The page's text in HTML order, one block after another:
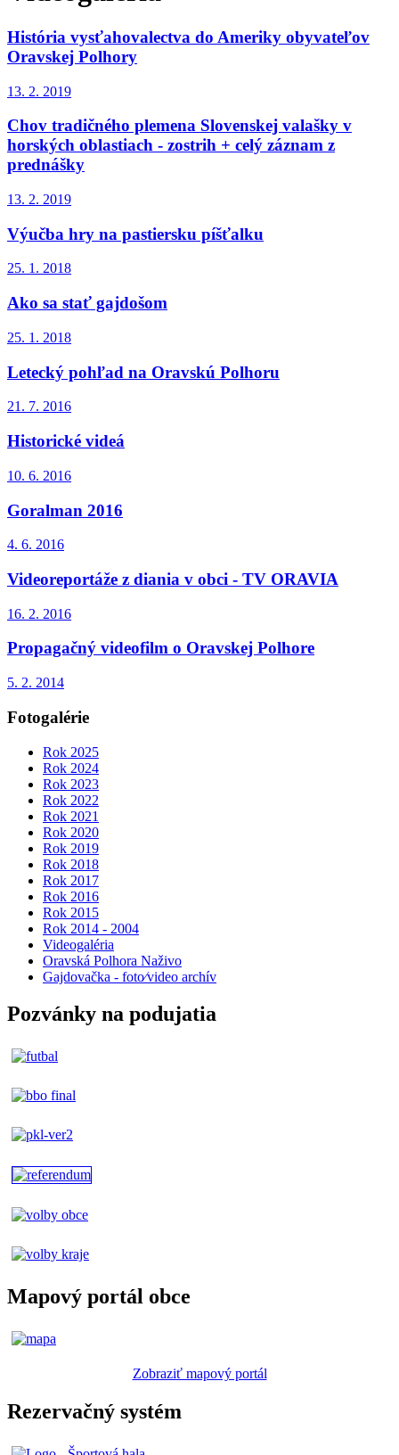
História vysťahovalectva do Ameriky obyvateľov
Oravskej Polhory
13. 2. 2019
Chov tradičného plemena Slovenskej valašky v
horských oblastiach - zostrih + celý záznam z
prednášky
13. 2. 2019
Výučba hry na pastiersku píšťalku
25. 1. 2018
Ako sa stať gajdošom
25. 1. 2018
Letecký pohľad na Oravskú Polhoru
21. 7. 2016
Historické videá
10. 6. 2016
Goralman 2016
4. 6. 2016
Videoreportáže z diania v obci - TV ORAVIA
16. 2. 2016
Propagačný videofilm o Oravskej Polhore
5. 2. 2014
Fotogalérie
Rok 2025
Rok 2024
Rok 2023
Rok 2022
Rok 2021
Rok 2020
Rok 2019
Rok 2018
Rok 2017
Rok 2016
Rok 2015
Rok 2014 - 2004
Videogaléria
Oravská Polhora Naživo
Gajdovačka - foto⁄video archív
Pozvánky na podujatia
Mapový portál obce
Zobraziť mapový portál
Rezervačný systém